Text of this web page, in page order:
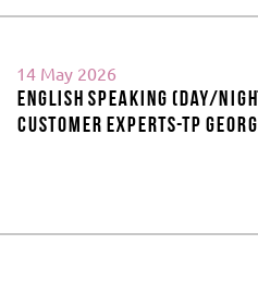
14 May 2026
English Speaking (Day/
Customer Experts-TP